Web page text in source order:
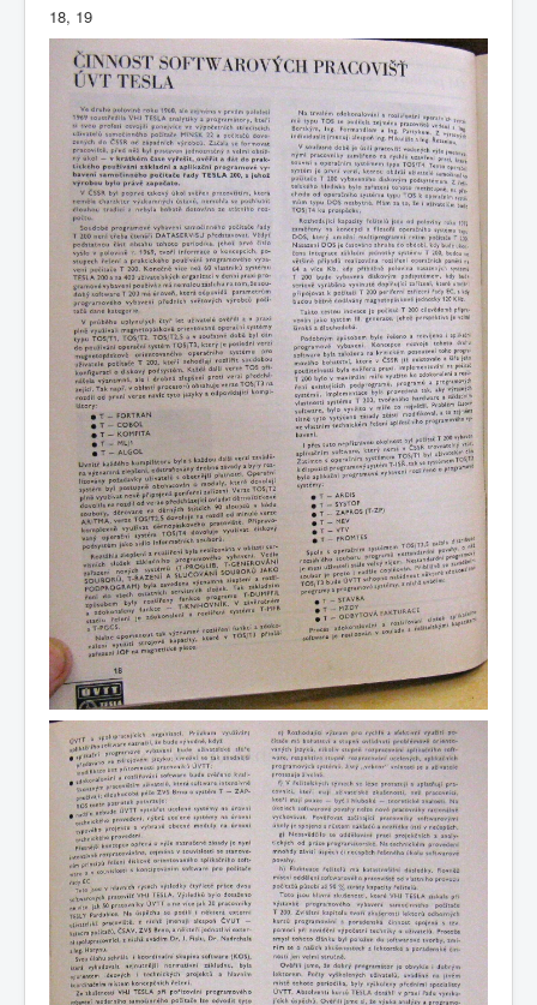
Historické počítače
COBOL
O nás
Úvod
M - virtuální sbírka TM v Brně
větší souhrnné komplety
Dataservis - zpravodaj ÚVT Tesla
Dataservis ÚVTT 1969-1973
1973/4
1973/4 - Činnost softwarových pracovišť ÚVT Tesla
18, 19